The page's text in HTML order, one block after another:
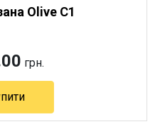
Olive C1
грн.